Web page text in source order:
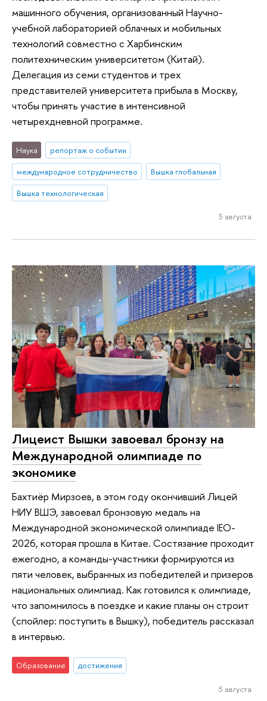
машинного обучения, организованный Научно-
учебной лабораторией облачных и мобильных
технологий совместно с Харбинским
политехническим университетом (Китай).
Делегация из семи студентов и трех
представителей университета прибыла в Москву,
чтобы принять участие в интенсивной
четырехдневной программе.
Наука
репортаж о событии
международное сотрудничество
Вышка глобальная
Вышка технологическая
5 августа
Лицеист Вышки завоевал бронзу на
Международной олимпиаде по
экономике
Бахтиёр Мирзоев, в этом году окончивший Лицей
НИУ ВШЭ, завоевал бронзовую медаль на
Международной экономической олимпиаде IEO-
2026, которая прошла в Китае. Состязание проходит
ежегодно, а команды-участники формируются из
пяти человек, выбранных из победителей и призеров
национальных олимпиад. Как готовился к олимпиаде,
что запомнилось в поездке и какие планы он строит
(спойлер: поступить в Вышку), победитель рассказал
в интервью.
Образование достижения
5 августа